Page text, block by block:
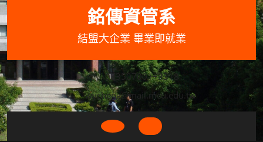
Skip
to
content
銘傳資管系
結盟大企業 畢業即就業
033507001+3318
wycheng@mail.mcu.edu.tw
Open